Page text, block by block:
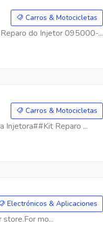
Carros & Motocicletas
do Injetor 095000-...
Carros & Motocicletas
Injetora##Kit Reparo ...
Electrónicos & Aplicaciones
mo...